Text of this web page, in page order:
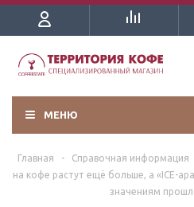
МЕНЮ
Главная - Справочная информация
на кофе растут ещё больше, а «ICE-
значениям